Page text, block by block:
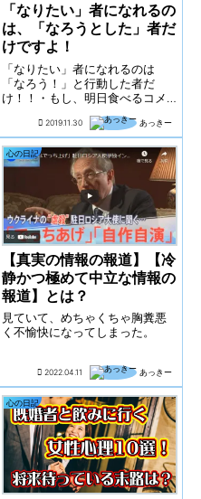
「なりたい」者になれるの
は、「なろうとした」者だ
けですよ！
「なりたい」者になれるのは
「なろう！」と行動した者だ
け！！・もし、明日食べるコメ
うしますか？・もし、明日中に
１万円稼がないと家を明け渡す
ことになるとしたら？もちろん
必死で何かやろうとしますよ
ね？分からないだの出来...
2019.11.30 あっきー
心の日記
【真実の情報の報道】【冷
静かつ極めて中立な情報の
報道】とは？
見ていて、めちゃくちゃ胸糞悪
く不愉快になってしまった。
2022.04.11 あっきー
心の日記